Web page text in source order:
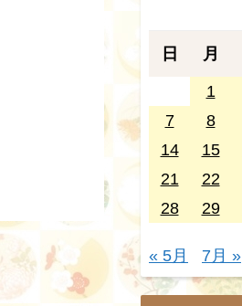
日 月
1
7
8
14
15
21
22
28
29
« 5月 7月 »